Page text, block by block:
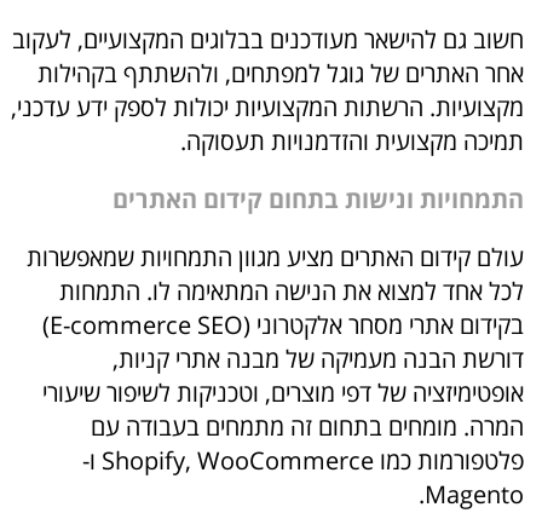
חשוב גם להישאר מעודכנים בבלוגים המקצועיים, לעקוב
אחר האתרים של גוגל למפתחים, ולהשתתף בקהילות
מקצועיות. הרשתות המקצועיות יכולות לספק ידע עדכני,
תמיכה מקצועית והזדמנויות תעסוקה.
התמחויות ונישות בתחום קידום האתרים
עולם קידום האתרים מציע מגוון התמחויות שמאפשרות
לכל אחד למצוא את הנישה המתאימה לו. התמחות
בקידום אתרי מסחר אלקטרוני (E-commerce SEO)
דורשת הבנה מעמיקה של מבנה אתרי קניות,
אופטימיזציה של דפי מוצרים, וטכניקות לשיפור שיעורי
המרה. מומחים בתחום זה מתמחים בעבודה עם
פלטפורמות כמו Shopify, WooCommerce ו-
Magento.